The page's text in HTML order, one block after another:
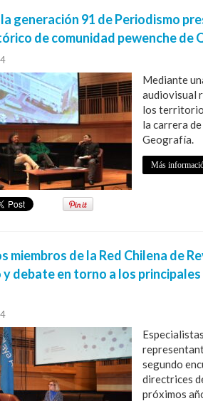
generación 91 de Periodismo
de comunidad pewenche de
Mediante
audiovisual
los
la carrera
Geografía.
Más
miembros de la Red Chilena de
debate en torno a los
segundo
directrices
próximos